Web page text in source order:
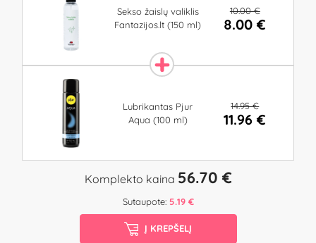
Sekso žaislų valiklis
Fantazijos.lt (150 ml)
10.00 €
8.00 €
Lubrikantas Pjur
Aqua (100 ml)
14.95 €
11.96 €
Komplekto kaina 56.70 €
Sutaupote: 5.19 €
Į KREPŠELĮ